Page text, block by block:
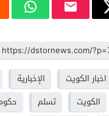
اخبار الكويت الإخبارية
الكويت تسلم